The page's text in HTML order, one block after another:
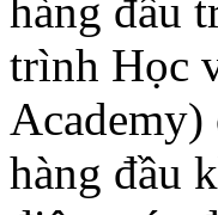
hàng đầu
trình Học
hàng đầu